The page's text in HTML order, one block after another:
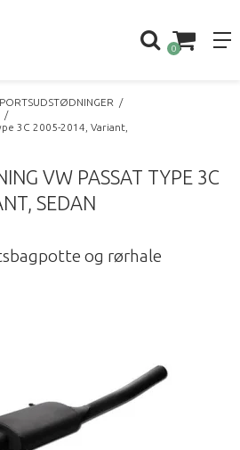
0
/
/
3C 2005-2014, Variant,
VW PASSAT TYPE 3C
SEDAN
og rørhale